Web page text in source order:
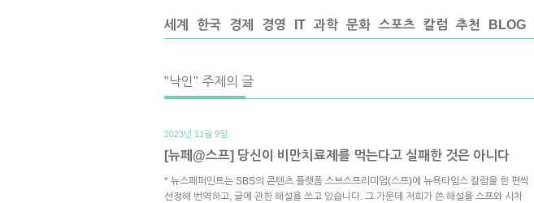
세계 한국 경제 경영 IT 과학 문화 스포츠 칼럼 추천 BLOG
"낙인" 주제의 글
2023년 11월 9일.
[뉴페@스프] 당신이 비만치료제를 먹는다고 실패한 것은 아니다
* 뉴스페퍼민트는 SBS의 콘텐츠 플랫폼 스브스프리미엄(스프)에 뉴욕타임스 칼럼을 한 편씩
선정해 번역하고, 글에 관한 해설을 쓰고 있습니다. 그 가운데 저희가 쓴 해설을 스프와 시차